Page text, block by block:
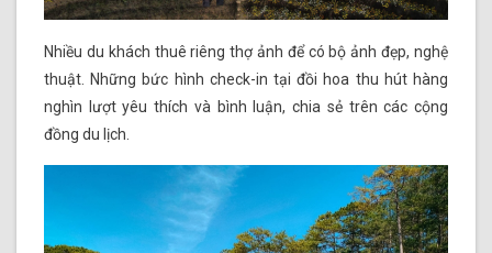
Nhiều du khách thuê riêng thợ ảnh để có bộ ảnh đẹp, nghệ
thuật. Những bức hình check-in tại đồi hoa thu hút hàng
nghìn lượt yêu thích và bình luận, chia sẻ trên các cộng
đồng du lịch.